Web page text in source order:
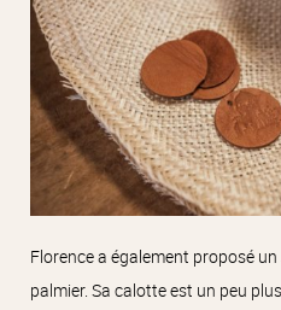
Florence a également proposé
palmier. Sa calotte est un peu